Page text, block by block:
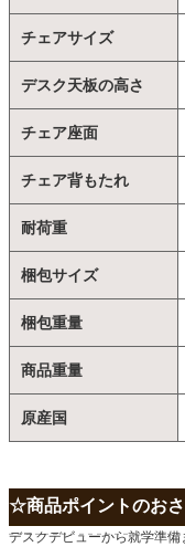
チェアサイズ
デスク天板の高さ
チェア座面
チェア背もたれ
耐荷重
梱包サイズ
梱包重量
商品重量
原産国
☆商品ポイントのお
デスクデビューから就学準備